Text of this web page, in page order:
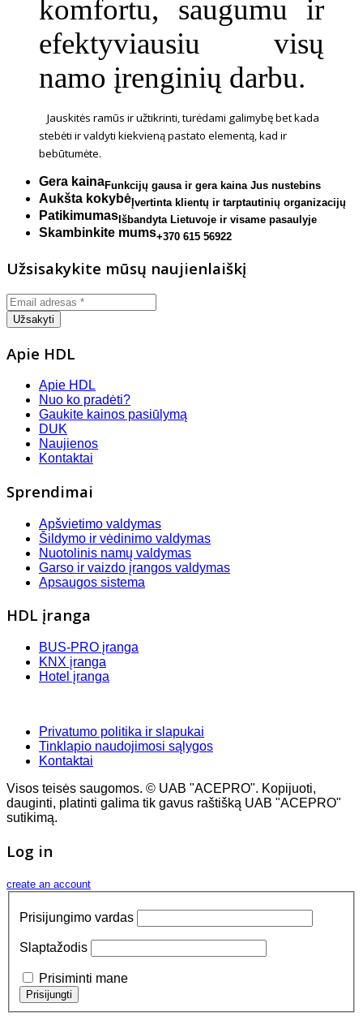
komfortu, saugumu ir
efektyviausiu visų
namo įrenginių darbu.
Jauskitės ramūs ir užtikrinti, turėdami galimybę bet kada
stebėti ir valdyti kiekvieną pastato elementą, kad ir
bebūtumėte.
Gera kainaFunkcijų gausa ir gera kaina Jus nustebins
Aukšta kokybė Įvertinta klientų ir tarptautinių organizacijų
Patikimumas Išbandyta Lietuvoje ir visame pasaulyje
Skambinkite mums+370 615 56922
Užsisakykite mūsų naujienlaiškį
Apie HDL
Apie HDL
Nuo ko pradėti?
Gaukite kainos pasiūlymą
DUK
Naujienos
Kontaktai
Sprendimai
Apšvietimo valdymas
Šildymo ir vėdinimo valdymas
Nuotolinis namų valdymas
Garso ir vaizdo įrangos valdymas
Apsaugos sistema
HDL įranga
BUS-PRO įranga
KNX įranga
Hotel įranga
Privatumo politika ir slapukai
Tinklapio naudojimosi sąlygos
Kontaktai
Visos teisės saugomos. © UAB "ACEPRO". Kopijuoti,
dauginti, platinti galima tik gavus raštišką UAB "ACEPRO"
sutikimą.
Log in
create an account
Prisijungimo vardas
Slaptažodis
Prisiminti mane